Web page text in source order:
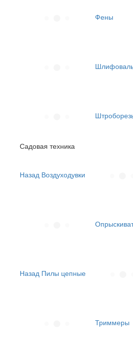
Фены
Садовая техника
Назад Воздуходувки
Назад Пилы цепные
Триммеры